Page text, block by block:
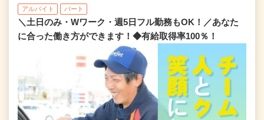
アルバイト パート
＼土日のみ・Wワーク・週5日フル勤務もOK！／あなた
に合った働き方ができます！◆有給取得率100％！